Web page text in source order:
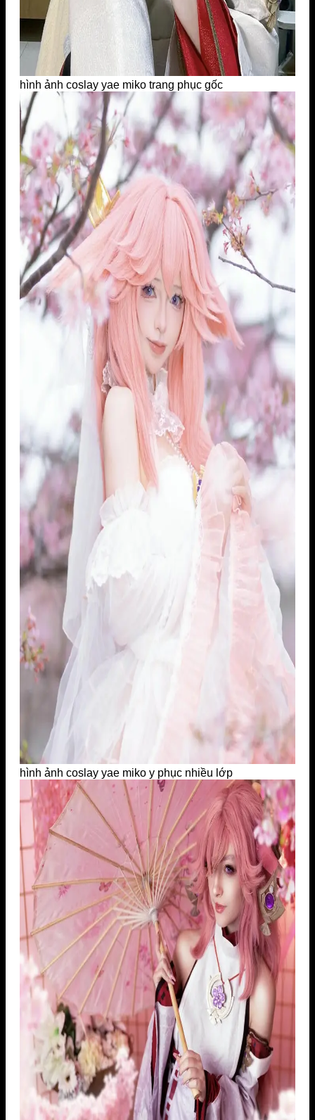
hình ảnh coslay yae miko trang phục gốc
hình ảnh coslay yae miko y phục nhiều lớp